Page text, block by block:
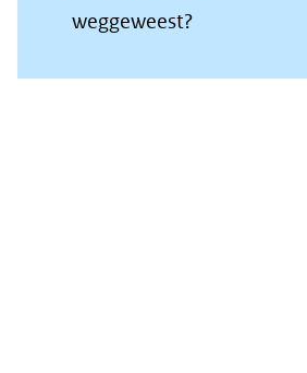
weggeweest?